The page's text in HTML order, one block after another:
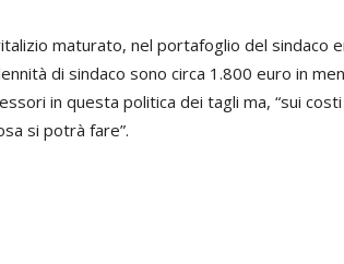
maturato, nel portafoglio del sindaco
di sindaco sono circa 1.800 euro in
in questa politica dei tagli ma, “sui
si potrà fare”.